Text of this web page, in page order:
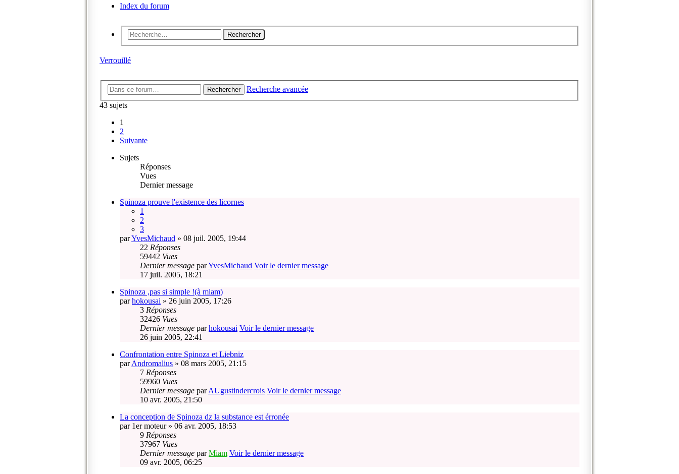
Index du forum
Rechercher
Verrouillé
Rechercher
Recherche avancée
43 sujets
1
2
Suivante
Sujets
Réponses
Vues
Dernier message
Spinoza prouve l'existence des licornes
1
2
3
parYvesMichaud » 08 juil. 2005, 19:44
22 Réponses
59442 Vues
Dernier message parYvesMichaud Voir le dernier message
17 juil. 2005, 18:21
Spinoza ,pas si simple !(à miam)
parhokousai » 26 juin 2005, 17:26
3 Réponses
32426 Vues
Dernier message parhokousai Voir le dernier message
26 juin 2005, 22:41
Confrontation entre Spinoza et Liebniz
parAndromalius » 08 mars 2005, 21:15
7 Réponses
59960 Vues
Dernier message parAUgustindercrois Voir le dernier message
10 avr. 2005, 21:50
La conception de Spinoza dz la substance est érronée
par 1er moteur» 06 avr. 2005, 18:53
9 Réponses
37967 Vues
Dernier message parMiam Voir le dernier message
09 avr. 2005, 06:25